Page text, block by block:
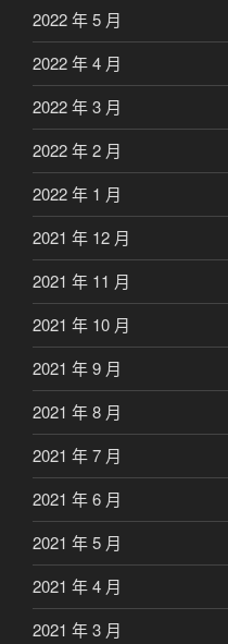
2022 年 5 月
2022 年 4 月
2022 年 3 月
2022 年 2 月
2022 年 1 月
2021 年 12 月
2021 年 11 月
2021 年 10 月
2021 年 9 月
2021 年 8 月
2021 年 7 月
2021 年 6 月
2021 年 5 月
2021 年 4 月
2021 年 3 月